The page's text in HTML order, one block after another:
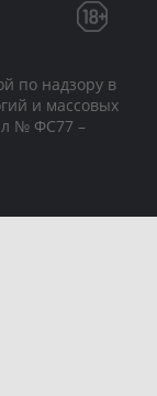
по надзору в
и массовых
№ ФС77 –